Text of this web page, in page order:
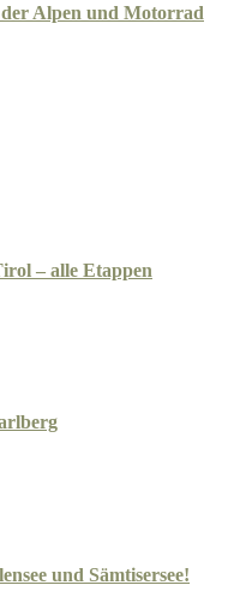
Alpen und Motorrad
– alle Etappen
und Sämtisersee!